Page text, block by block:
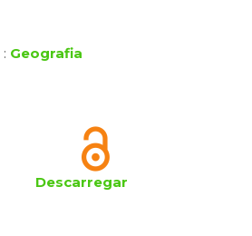
: Geografia
Descarregar